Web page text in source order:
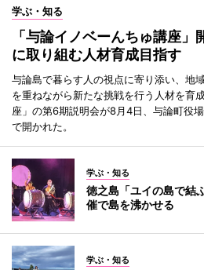
学ぶ・知る
「与論イノベーんちゅ講座
に取り組む人材育成目指す
与論島で暮らす人の視点に寄り添い、地
を重ねながら新たな挑戦を行う人材を育
座」の第6期説明会が8月4日、与論町役
で開かれた。
学ぶ・知る
徳之島「ユイの島で
催で島を沸かせる
学ぶ・知る